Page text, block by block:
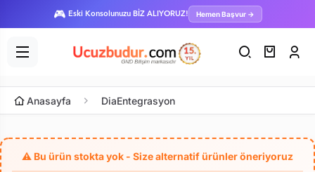
🎮 Eski Konsolunuzu BİZ ALIYORUZ! Hemen Başvur →
Anasayfa DiaEntegrasyon